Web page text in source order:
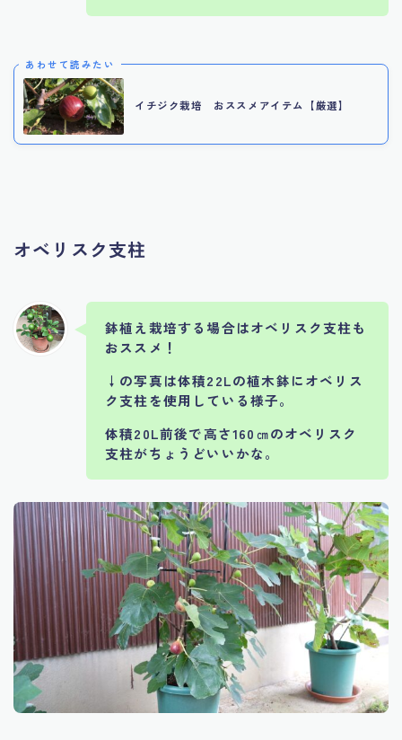
あわせて読みたい
イチジク栽培 おススメアイテム【厳選】
オベリスク支柱
鉢植え栽培する場合はオベリスク支柱も
おススメ！
↓の写真は体積22Lの植木鉢にオベリス
ク支柱を使用している様子。
体積20L前後で高さ160㎝のオベリスク
支柱がちょうどいいかな。